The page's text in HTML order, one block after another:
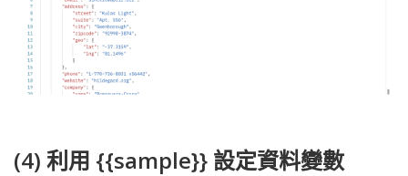
(4) 利用 {{sample}} 設定資料變數